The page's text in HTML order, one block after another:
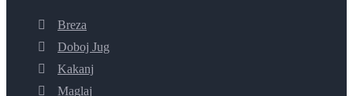
Breza
Doboj Jug
Kakanj
Maglaj